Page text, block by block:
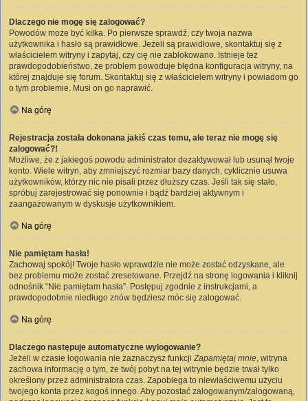
Dlaczego nie mogę się zalogować?
Powodów może być kilka. Po pierwsze sprawdź, czy twoja nazwa
użytkownika i hasło są prawidłowe. Jeżeli są prawidłowe, skontaktuj się z
właścicielem witryny i zapytaj, czy cię nie zablokowano. Istnieje też
prawdopodobieństwo, że problem powoduje błędna konfiguracja witryny, na
której znajduje się forum. Skontaktuj się z właścicielem witryny i powiadom go
o tym problemie. Musi on go naprawić.
Na górę
Rejestracja została dokonana jakiś czas temu, ale teraz nie mogę się
zalogować?!
Możliwe, że z jakiegoś powodu administrator dezaktywował lub usunął twoje
konto. Wiele witryn, aby zmniejszyć rozmiar bazy danych, cyklicznie usuwa
użytkowników, którzy nic nie pisali przez dłuższy czas. Jeśli tak się stało,
spróbuj zarejestrować się ponownie i bądź bardziej aktywnym i
zaangażowanym w dyskusje użytkownikiem.
Na górę
Nie pamiętam hasła!
Zachowaj spokój! Twoje hasło wprawdzie nie może zostać odzyskane, ale
bez problemu może zostać zresetowane. Przejdź na stronę logowania i kliknij
odnośnik “Nie pamiętam hasła”. Postępuj zgodnie z instrukcjami, a
prawdopodobnie niedługo znów będziesz móc się zalogować.
Na górę
Dlaczego następuje automatyczne wylogowanie?
Jeżeli w czasie logowania nie zaznaczysz funkcjiZapamiętaj mnie, witryna
zachowa informację o tym, że twój pobyt na tej witrynie będzie trwał tylko
określony przez administratora czas. Zapobiega to niewłaściwemu użyciu
twojego konta przez kogoś innego. Aby pozostać zalogowanym/zalogowaną,